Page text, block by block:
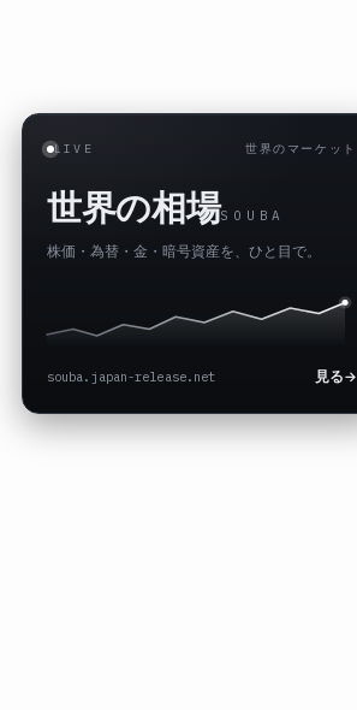
LIVE 世界のマーケット
世界の相場SOUBA
株価・為替・金・暗号資産を、ひと目で。
souba.japan-release.net 見る→